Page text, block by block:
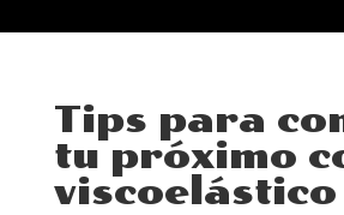
Tips para
tu próximo
viscoelástico